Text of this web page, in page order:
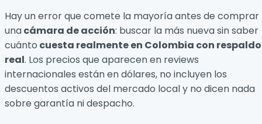
Hay un error que comete la mayoría antes de comprar
unacámara de acción: buscar la más nueva sin saber
cuánto cuesta realmente en Colombia con respaldo
real. Los precios que aparecen en reviews
internacionales están en dólares, no incluyen los
descuentos activos del mercado local y no dicen nada
sobre garantía ni despacho.